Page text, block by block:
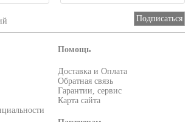
Помощь
Доставка и Оплата
Обратная связь
Гарантии, сервис
Карта сайта